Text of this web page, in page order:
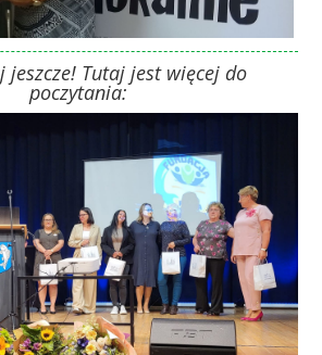
jeszcze! Tutaj jest więcej do
poczytania: